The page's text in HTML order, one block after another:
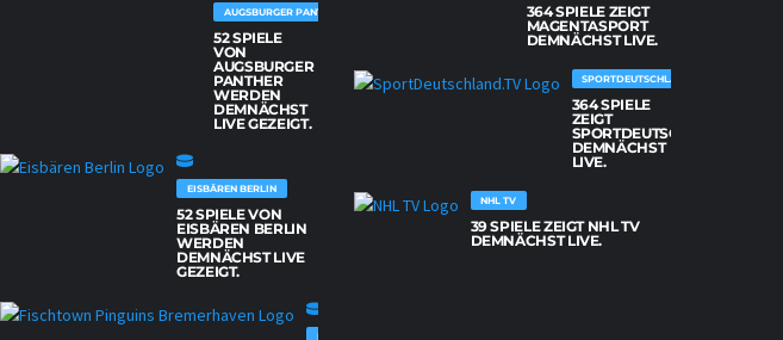
AUGSBURGER PANTHER
52 SPIELE
VON
AUGSBURGER
PANTHER
WERDEN
DEMNÄCHST
LIVE GEZEIGT.
EISBÄREN BERLIN
52 SPIELE VON
EISBÄREN BERLIN
WERDEN
DEMNÄCHST LIVE
GEZEIGT.
FISCHTOWN PINGUINS BREMERHAVEN
364 SPIELE ZEIGT
MAGENTASPORT
DEMNÄCHST LIVE.
SPORTDEUTSCHLAND.TV
364 SPIELE
ZEIGT
SPORTDEUTSCHLAND.TV
DEMNÄCHST
LIVE.
NHL TV
39 SPIELE ZEIGT NHL TV
DEMNÄCHST LIVE.